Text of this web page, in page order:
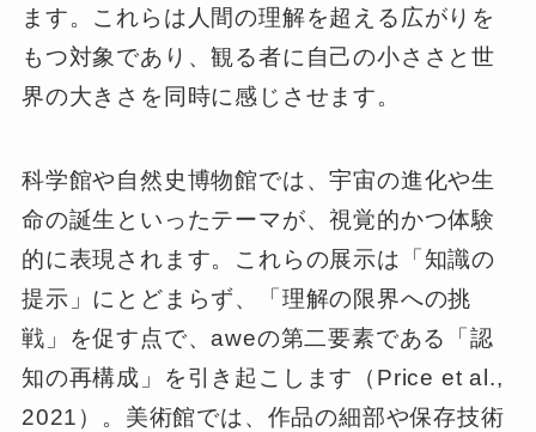
ます。これらは人間の理解を超える広がりを
もつ対象であり、観る者に自己の小ささと世
界の大きさを同時に感じさせます。
科学館や自然史博物館では、宇宙の進化や生
命の誕生といったテーマが、視覚的かつ体験
的に表現されます。これらの展示は「知識の
提示」にとどまらず、「理解の限界への挑
戦」を促す点で、aweの第二要素である「認
知の再構成」を引き起こします（Price et al.,
2021）。美術館では、作品の細部や保存技術